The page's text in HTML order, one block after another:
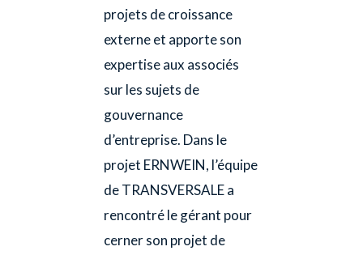
projets de croissance
externe et apporte son
expertise aux associés
sur les sujets de
gouvernance
d’entreprise. Dans le
projet ERNWEIN, l’équipe
de TRANSVERSALE a
rencontré le gérant pour
cerner son projet de